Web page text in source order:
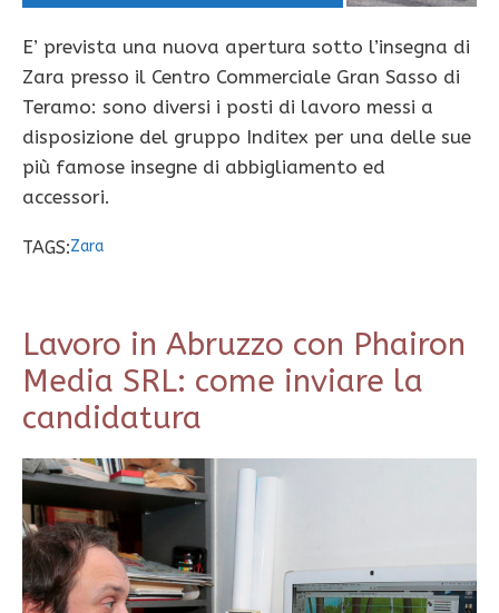
E’ prevista una nuova apertura sotto l’insegna di
Zara presso il Centro Commerciale Gran Sasso di
Teramo: sono diversi i posti di lavoro messi a
disposizione del gruppo Inditex per una delle sue
più famose insegne di abbigliamento ed
accessori.
TAGS:Zara
Lavoro in Abruzzo con Phairon
Media SRL: come inviare la
candidatura